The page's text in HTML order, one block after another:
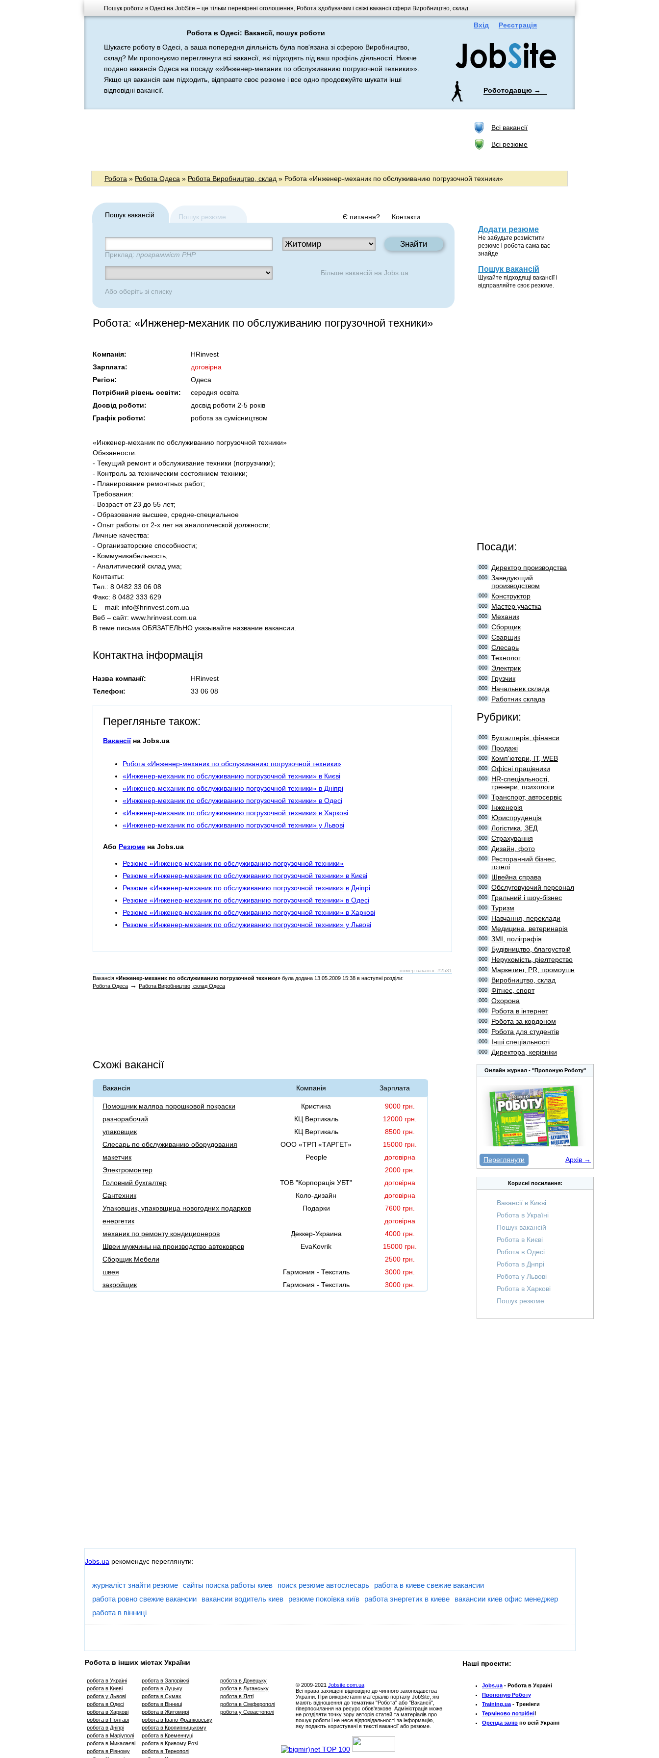
Пошук роботи в Одесі на JobSite – це тільки перевірені оголошення, Робота здобувачам і свіжі вакансії сфери Виробництво, склад
Робота в Одесі: Вакансії, пошук роботи
Шукаєте роботу в Одесі, а ваша попередня діяльність була пов'язана зі сферою Виробництво,
склад? Ми пропонуємо переглянути всі вакансії, які підходять під ваш профіль діяльності. Нижче
подано вакансія Одеса на посаду ««Инженер-механик по обслуживанию погрузочной техники»».
Якщо ця вакансія вам підходить, відправте своє резюме і все одно продовжуйте шукати інші
відповідні вакансії.
Вхід Реєстрація
Роботодавцю →
Всі вакансії
Всі резюме
Робота » Робота Одеса » Робота Виробництво, склад » Робота «Инженер-механик по обслуживанию погрузочной техники»
Пошук вакансій Пошук резюме Є питання? Контакти
Приклад: программіст PHP
Більше вакансій на Jobs.ua
Або оберіть зі списку
Додати резюме
Не забудьте розмістити
резюме і робота сама вас
знайде
Пошук вакансій
Шукайте підходящі вакансії і
відправляйте своє резюме.
Робота: «Инженер-механик по обслуживанию погрузочной техники»
Компанія:
HRinvest
Зарплата:
договірна
Регіон:
Одеса
Потрібний рівень освіти:
середня освіта
Досвід роботи:
досвід роботи 2-5 років
Графік роботи:
робота за сумісництвом
«Инженер-механик по обслуживанию погрузочной техники»
Обязанности:
- Текущий ремонт и обслуживание техники (погрузчики);
- Контроль за техническим состоянием техники;
- Планирование ремонтных работ;
Требования:
- Возраст от 23 до 55 лет;
- Образование высшее, средне-специальное
- Опыт работы от 2-х лет на аналогической должности;
Личные качества:
- Организаторские способности;
- Коммуникабельность;
- Аналитический склад ума;
Контакты:
Тел.: 8 0482 33 06 08
Факс: 8 0482 333 629
E – mail: info@hrinvest.com.ua
Веб – сайт: www.hrinvest.com.ua
В теме письма ОБЯЗАТЕЛЬНО указывайте название вакансии.
Контактна інформація
Назва компанії:
HRinvest
Телефон:
33 06 08
Перегляньте також:
Вакансіїна Jobs.ua
Робота «Инженер-механик по обслуживанию погрузочной техники»
«Инженер-механик по обслуживанию погрузочной техники» в Києві
«Инженер-механик по обслуживанию погрузочной техники» в Дніпрі
«Инженер-механик по обслуживанию погрузочной техники» в Одесі
«Инженер-механик по обслуживанию погрузочной техники» в Харкові
«Инженер-механик по обслуживанию погрузочной техники» у Львові
Або Резюме на Jobs.ua
Резюме «Инженер-механик по обслуживанию погрузочной техники»
Резюме «Инженер-механик по обслуживанию погрузочной техники» в Києві
Резюме «Инженер-механик по обслуживанию погрузочной техники» в Дніпрі
Резюме «Инженер-механик по обслуживанию погрузочной техники» в Одесі
Резюме «Инженер-механик по обслуживанию погрузочной техники» в Харкові
Резюме «Инженер-механик по обслуживанию погрузочной техники» у Львові
номер вакансії: #2531
Вакансія «Инженер-механик по обслуживанию погрузочной техники» була додана 13.05.2009 15:38 в наступні розділи:
Робота Одеса → Работа Виробництво, склад Одеса
Схожі вакансії
Вакансія Компанія Зарплата
Помощник маляра порошковой покраски Кристина
9000 грн.
разнорабочий
КЦ Вертикаль
12000 грн.
упаковщик
КЦ Вертикаль
8500 грн.
Слесарь по обслуживанию оборудования
ООО «ТРП «ТАРГЕТ»
15000 грн.
макетчик
People
договірна
Электромонтер
2000 грн.
Головний бухгалтер
ТОВ "Корпорація УБТ"
договірна
Сантехник
Коло-дизайн
договірна
Упаковщик, упаковщица новогодних подарков
Подарки
7600 грн.
енергетик
договірна
механик по ремонту кондиционеров
Деккер-Украина
4000 грн.
Швеи мужчины на производство автоковров
EvaKovrik
15000 грн.
Сборщик Мебели
2500 грн.
швея
Гармония - Текстиль
3000 грн.
закройщик
Гармония - Текстиль 3000 грн.
Посади:
000 Директор производства
000
Заведующий
производством
000 Конструктор
000 Мастер участка
000 Механик
000 Сборщик
000 Сварщик
000 Слесарь
000 Технолог
000 Электрик
000 Грузчик
000 Начальник склада
000 Работник склада
Рубрики:
000 Бухгалтерія, фінанси
000 Продажі
000 Комп'ютери, IT, WEB
000 Офісні працівники
000
HR-спеціальності,
тренери, психологи
000 Транспорт, автосервіс
000 Інженерія
000 Юриспруденція
000 Логістика, ЗЕД
000 Страхування
000 Дизайн, фото
000
Ресторанний бізнес,
готелі
000 Швейна справа
000 Обслуговуючий персонал
000 Гральний і шоу-бізнес
000 Туризм
000 Навчання, переклади
000 Медицина, ветеринарія
000 ЗМІ, поліграфія
000 Будівництво, благоустрій
000 Нерухомість, ріелтерство
000 Маркетинг, PR, промоушн
000 Виробництво, склад
000 Фітнес, спорт
000 Охорона
000 Робота в інтернет
000 Робота за кордоном
000 Робота для студентів
000 Інші спеціальності
000 Директора, керівніки
Онлайн журнал - "Пропоную Роботу"
Архів →
Переглянути
Корисні посилання:
Вакансії в Києві
Робота в Україні
Пошук вакансій
Робота в Києві
Робота в Одесі
Робота в Днпрі
Робота у Львові
Робота в Харкові
Пошук резюме
Jobs.ua рекомендує переглянути:
журналіст знайти резюме сайты поиска работы киев поиск резюме автослесарь
работа в киеве свежие вакансии
работа ровно свежие вакансии
вакансии водитель киев резюме покоївка київ работа энергетик в киеве
вакансии киев офис менеджер
работа в вінниці
Робота в інших містах України
робота в Україні
робота в Киеві
робота у Львові
робота в Одесі
робота в Харкові
робота в Полтаві
робота в Дніпрі
робота в Маріуполі
робота в Микалаєві
робота в Рівному
робота в Запоріжжі
робота в Луцьку
робота в Сумах
робота в Вінниці
робота в Житомирі
робота в Івано-Франковську
робота в Кропипницькому
робота в Кременчуці
робота в Кривому Розі
робота в Тернополі
робота в Донецьку
робота в Луганську
робота в Ялті
робота в Сімферополі
робота у Севастополі
© 2009-2021 Jobsite.com.ua
Всі права захищені відповідно до чинного законодавства
України. При використанні матеріалів порталу JobSite, які
мають відношення до тематики "Робота" або "Вакансії",
гіперпосилання на ресурс обов'язкове. Адміністрація може
не розділяти точку зору авторів статей та матеріалів про
пошук роботи і не несе відповідальності за інформацію,
яку подають користувачі в тексті вакансії або резюме.
Наші проекти:
Jobs.ua - Робота в Україні
Пропоную Роботу
Training.ua - Тренінги
Терміново потрібні!
Оренда залів по всій Україні